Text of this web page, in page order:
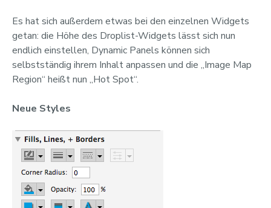
Es hat sich außerdem etwas bei den einzelnen Widgets
getan: die Höhe des Droplist-Widgets lässt sich nun
endlich einstellen, Dynamic Panels können sich
selbstständig ihrem Inhalt anpassen und die „Image Map
Region“ heißt nun „Hot Spot“.
Neue Styles